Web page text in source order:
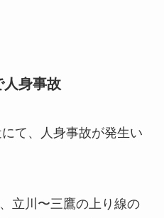
人身事故
て、人身事故が発生い
立川〜三鷹の上り線の